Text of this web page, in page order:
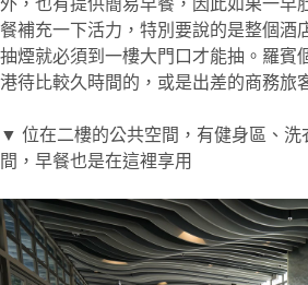
餐補充一下活力，特別要說的是整個酒
抽煙就必須到一樓大門口才能抽。羅賓
港待比較久時間的，或是出差的商務旅
▼ 位在二樓的公共空間，有健身區、洗
間，早餐也是在這裡享用